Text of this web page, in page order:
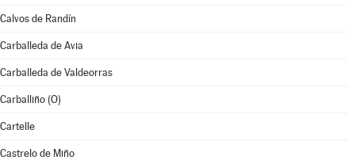
Calvos de Randín
Carballeda de Avia
Carballeda de Valdeorras
Carballiño (O)
Cartelle
Castrelo de Miño